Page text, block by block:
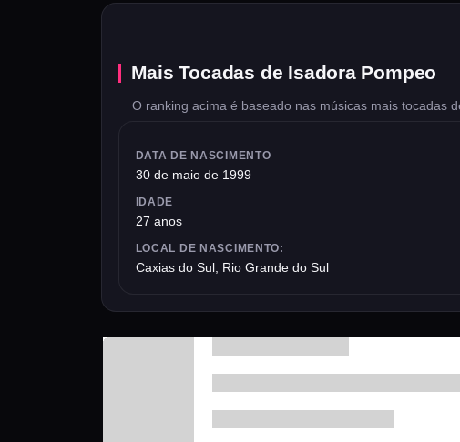
Mais Tocadas de Isadora Pompeo
O ranking acima é baseado nas músicas mais tocadas
DATA DE NASCIMENTO
30 de maio de 1999
IDADE
27 anos
LOCAL DE NASCIMENTO:
Caxias do Sul, Rio Grande do Sul